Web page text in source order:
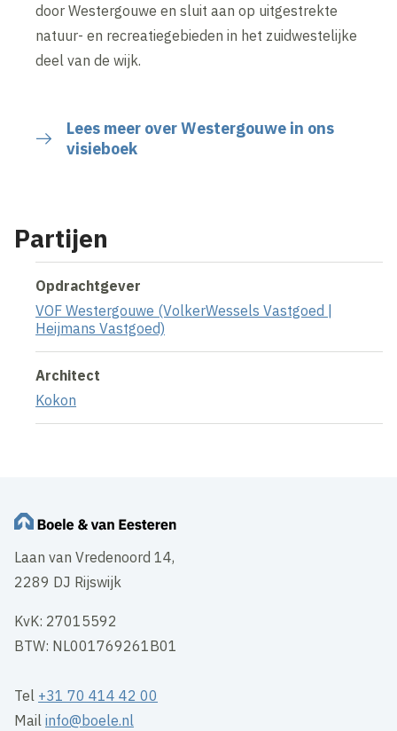
door Westergouwe en sluit aan op uitgestrekte
natuur- en recreatiegebieden in het zuidwestelijke
deel van de wijk.
Lees meer over Westergouwe in ons
visieboek
Partijen
Opdrachtgever
VOF Westergouwe (VolkerWessels Vastgoed |
Heijmans Vastgoed)
Architect
Kokon
Laan van Vredenoord 14,
2289 DJ Rijswijk
KvK: 27015592
BTW: NL001769261B01
Tel +31 70 414 42 00
Mailinfo@boele.nl